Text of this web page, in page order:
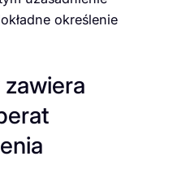
określenie